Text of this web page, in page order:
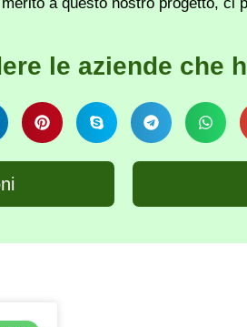
le aziende che